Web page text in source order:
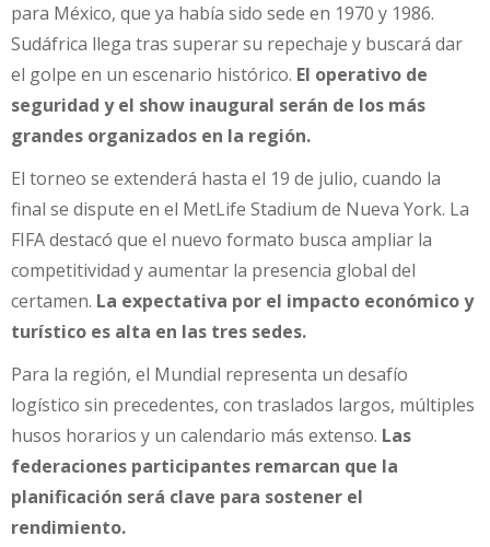
para México, que ya había sido sede en 1970 y 1986.
Sudáfrica llega tras superar su repechaje y buscará dar
el golpe en un escenario histórico. El operativo de
seguridad y el show inaugural serán de los más
grandes organizados en la región.
El torneo se extenderá hasta el 19 de julio, cuando la
final se dispute en el MetLife Stadium de Nueva York. La
FIFA destacó que el nuevo formato busca ampliar la
competitividad y aumentar la presencia global del
certamen. La expectativa por el impacto económico y
turístico es alta en las tres sedes.
Para la región, el Mundial representa un desafío
logístico sin precedentes, con traslados largos, múltiples
husos horarios y un calendario más extenso. Las
federaciones participantes remarcan que la
planificación será clave para sostener el
rendimiento.